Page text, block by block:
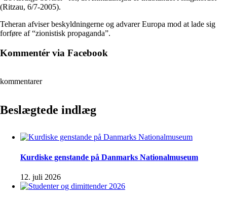
(Ritzau, 6/7-2005).
Teheran afviser beskyldningerne og advarer Europa mod at lade sig
forføre af “zionistisk propaganda”.
Kommentér via Facebook
kommentarer
Beslægtede indlæg
Kurdiske genstande på Danmarks Nationalmuseum
12. juli 2026